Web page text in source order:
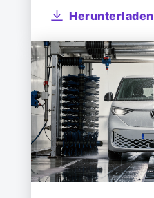
Herunterladen